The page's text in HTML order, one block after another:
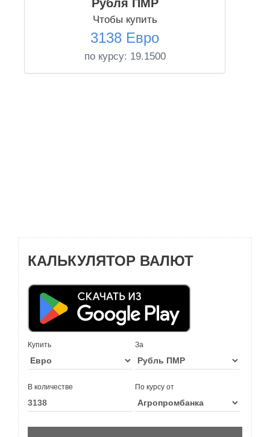
Рубля ПМР
Чтобы купить
3138 Евро
по курсу: 19.1500
КАЛЬКУЛЯТОР ВАЛЮТ
Купить За
В количестве По курсу от